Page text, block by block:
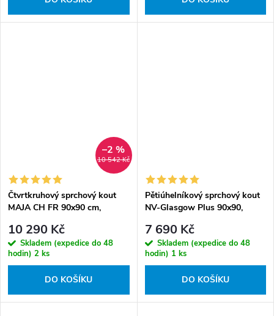
10 542 Kč
–2 %
Čtvrtkruhový sprchový kout
MAJA CH FR 90x90 cm,
hlubokou sprchovou vaničkou
10 290 Kč
Skladem (expedice do 48
hodin) 2 ks
DO KOŠÍKU
Pětiúhelníkový sprchový kout
NV-Glasgow Plus 90x90,
vaničky
7 690 Kč
Skladem (expedice do 48
hodin) 1 ks
DO KOŠÍKU